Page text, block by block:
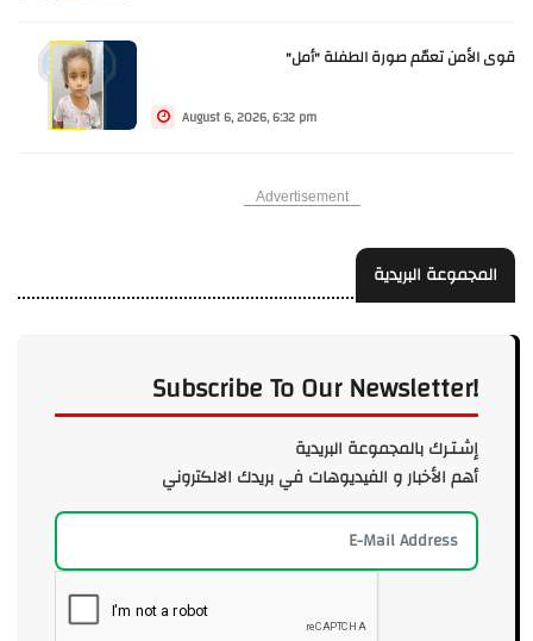
قوى الأمن تعمّم صورة الطفلة "أمل"
August 6, 2026, 6:32 pm
Advertisement
المجموعة البريدية
Subscribe To Our Newsletter!
إشـتـرك بالمجموعة البريدية
أهم الأخبار و الفيديوهات في بريدك الالكتروني